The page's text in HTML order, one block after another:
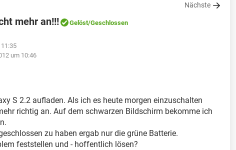
Nächste
mehr an!!! Gelöst/Geschlossen
um 10:46
S 2.2 aufladen. Als ich es heute morgen einzuschalten
richtig an. Auf dem schwarzen Bildschirm bekomme ich
zu haben ergab nur die grüne Batterie.
feststellen und - hoffentlich lösen?